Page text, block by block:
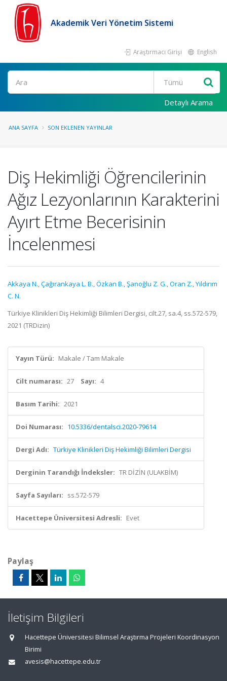
Akademik Veri Yönetim Sistemi
Araştırmacı Girişi English
Ara
Detaylı Arama
ANA SAYFA SON EKLENEN YAYINLAR
Diş Hekimliği Öğrencilerinin
Ağız Lezyonlarının Karakterini
Ayırt Etme Becerisinin
İncelenmesi
Akkaya N.,Çağırankaya L. B.,Özkan B.,Şanoğlu Z. G.,Oran Z.,Yıldırım
C. N.
Türkiye Klinikleri Diş Hekimliği Bilimleri Dergisi, cilt.27, sa.4, ss.572-579,
2021 (TRDizin)
Yayın Türü: Makale / Tam Makale
Cilt numarası: 27 Sayı: 4
Basım Tarihi: 2021
Doi Numarası: 10.5336/dentalsci.2020-79614
Dergi Adı: Türkiye Klinikleri Diş Hekimliği Bilimleri Dergisi
Derginin Tarandığı İndeksler: TR DİZİN (ULAKBİM)
Sayfa Sayıları: ss.572-579
Hacettepe Üniversitesi Adresli: Evet
Paylaş
İletişim Bilgileri
Hacettepe Üniversitesi Bilimsel Araştırma Projeleri Koordinasyon
Birimi
avesis@hacettepe.edu.tr